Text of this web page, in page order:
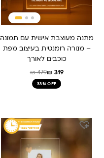
מתנה מעוצבת אישית עם תמונה
– מנורה רומנטית בעיצוב מפת
כוכבים לאורך
₪479₪ 319
33% OFF
המחיר
המחיר